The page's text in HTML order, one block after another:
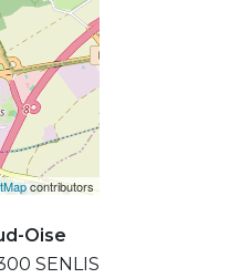
contributors
Oise
SENLIS